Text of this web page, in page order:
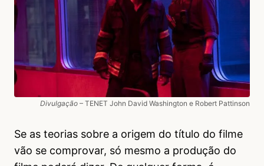
Divulgação – TENET John David Washington e Robert Pattinson
Se as teorias sobre a origem do título do filme
vão se comprovar, só mesmo a produção do